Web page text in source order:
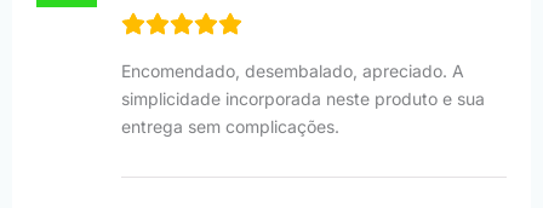
Encomendado, desembalado, apreciado. A
simplicidade incorporada neste produto e sua
entrega sem complicações.